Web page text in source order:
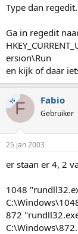
Type dan regedit.
Ga in regedit
ersion\Run
en kijk of daar
TSF Fabio
Gebruiker
25 jan 2003
er staan er 4, 2
1048
872